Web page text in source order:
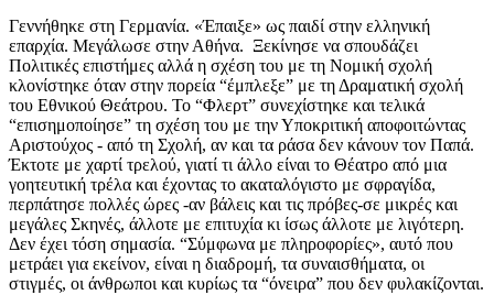
Γεννήθηκε στη Γερμανία. «Έπαιξε» ως παιδί στην ελληνική
επαρχία. Μεγάλωσε στην Αθήνα. Ξεκίνησε να σπουδάζει
Πολιτικές επιστήμες αλλά η σχέση του με τη Νομική σχολή
κλονίστηκε όταν στην πορεία “έμπλεξε” με τη Δραματική σχολή
του Εθνικού Θεάτρου. Το “Φλερτ” συνεχίστηκε και τελικά
“επισημοποίησε” τη σχέση του με την Υποκριτική αποφοιτώντας
Αριστούχος - από τη Σχολή, αν και τα ράσα δεν κάνουν τον Παπά.
Έκτοτε με χαρτί τρελού, γιατί τι άλλο είναι το Θέατρο από μια
γοητευτική τρέλα και έχοντας το ακαταλόγιστο με σφραγίδα,
περπάτησε πολλές ώρες -αν βάλεις και τις πρόβες-σε μικρές και
μεγάλες Σκηνές, άλλοτε με επιτυχία κι ίσως άλλοτε με λιγότερη.
Δεν έχει τόση σημασία. “Σύμφωνα με πληροφορίες», αυτό που
μετράει για εκείνον, είναι η διαδρομή, τα συναισθήματα, οι
στιγμές, οι άνθρωποι και κυρίως τα “όνειρα” που δεν φυλακίζονται.